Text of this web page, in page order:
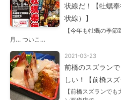
状線だ！【牡蠣
状線）】
【今年も牡蠣の季
月… ついこ…
2021-03-23
前橋のスズラン
しい！【前橋ス
【前橋スズランで